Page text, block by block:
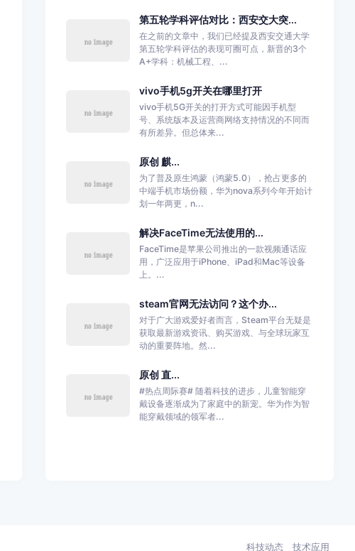
第五轮学科评估对比：西安交大突...
在之前的文章中，我们已经提及西安交通大学
第五轮学科评估的表现可圈可点，新晋的3个
A+学科：机械工程、...
vivo手机5g开关在哪里打开
vivo手机5G开关的打开方式可能因手机型
号、系统版本及运营商网络支持情况的不同而
有所差异。但总体来...
原创 麒...
为了普及原生鸿蒙（鸿蒙5.0），抢占更多的
中端手机市场份额，华为nova系列今年开始计
划一年两更，n...
解决FaceTime无法使用的...
FaceTime是苹果公司推出的一款视频通话应
用，广泛应用于iPhone、iPad和Mac等设备
上。...
steam官网无法访问？这个办...
对于广大游戏爱好者而言，Steam平台无疑是
获取最新游戏资讯、购买游戏、与全球玩家互
动的重要阵地。然...
原创 直...
#热点周际赛# 随着科技的进步，儿童智能穿
戴设备逐渐成为了家庭中的新宠。华为作为智
能穿戴领域的领军者...
科技动态 技术应用